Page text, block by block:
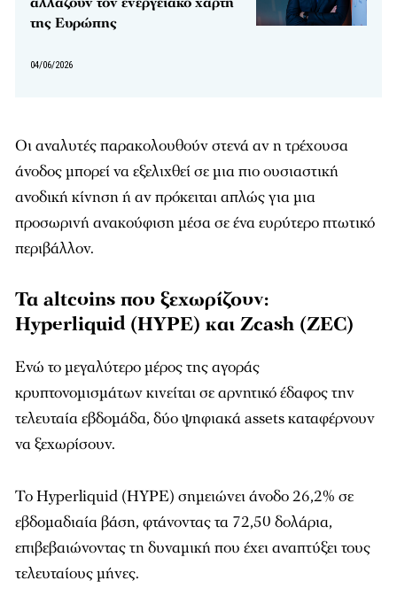
της Ευρώπης
04/06/2026
Οι αναλυτές παρακολουθούν στενά αν η τρέχουσα
άνοδος μπορεί να εξελιχθεί σε μια πιο ουσιαστική
ανοδική κίνηση ή αν πρόκειται απλώς για μια
προσωρινή ανακούφιση μέσα σε ένα ευρύτερο πτωτικό
περιβάλλον.
Τα altcoins που ξεχωρίζουν:
Hyperliquid (HYPE) και Zcash (ZEC)
Ενώ το μεγαλύτερο μέρος της αγοράς
κρυπτονομισμάτων κινείται σε αρνητικό έδαφος την
τελευταία εβδομάδα, δύο ψηφιακά assets καταφέρνουν
να ξεχωρίσουν.
Το Hyperliquid (HYPE) σημειώνει άνοδο 26,2% σε
εβδομαδιαία βάση, φτάνοντας τα 72,50 δολάρια,
επιβεβαιώνοντας τη δυναμική που έχει αναπτύξει τους
τελευταίους μήνες.